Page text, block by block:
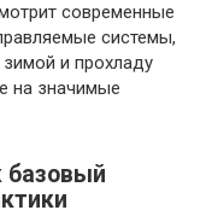
современные
системы,
и прохладу
на значимые
базовый